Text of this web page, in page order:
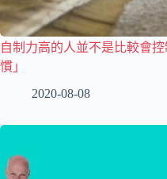
自制力高的人並不是比較會
慣」
2020-08-08